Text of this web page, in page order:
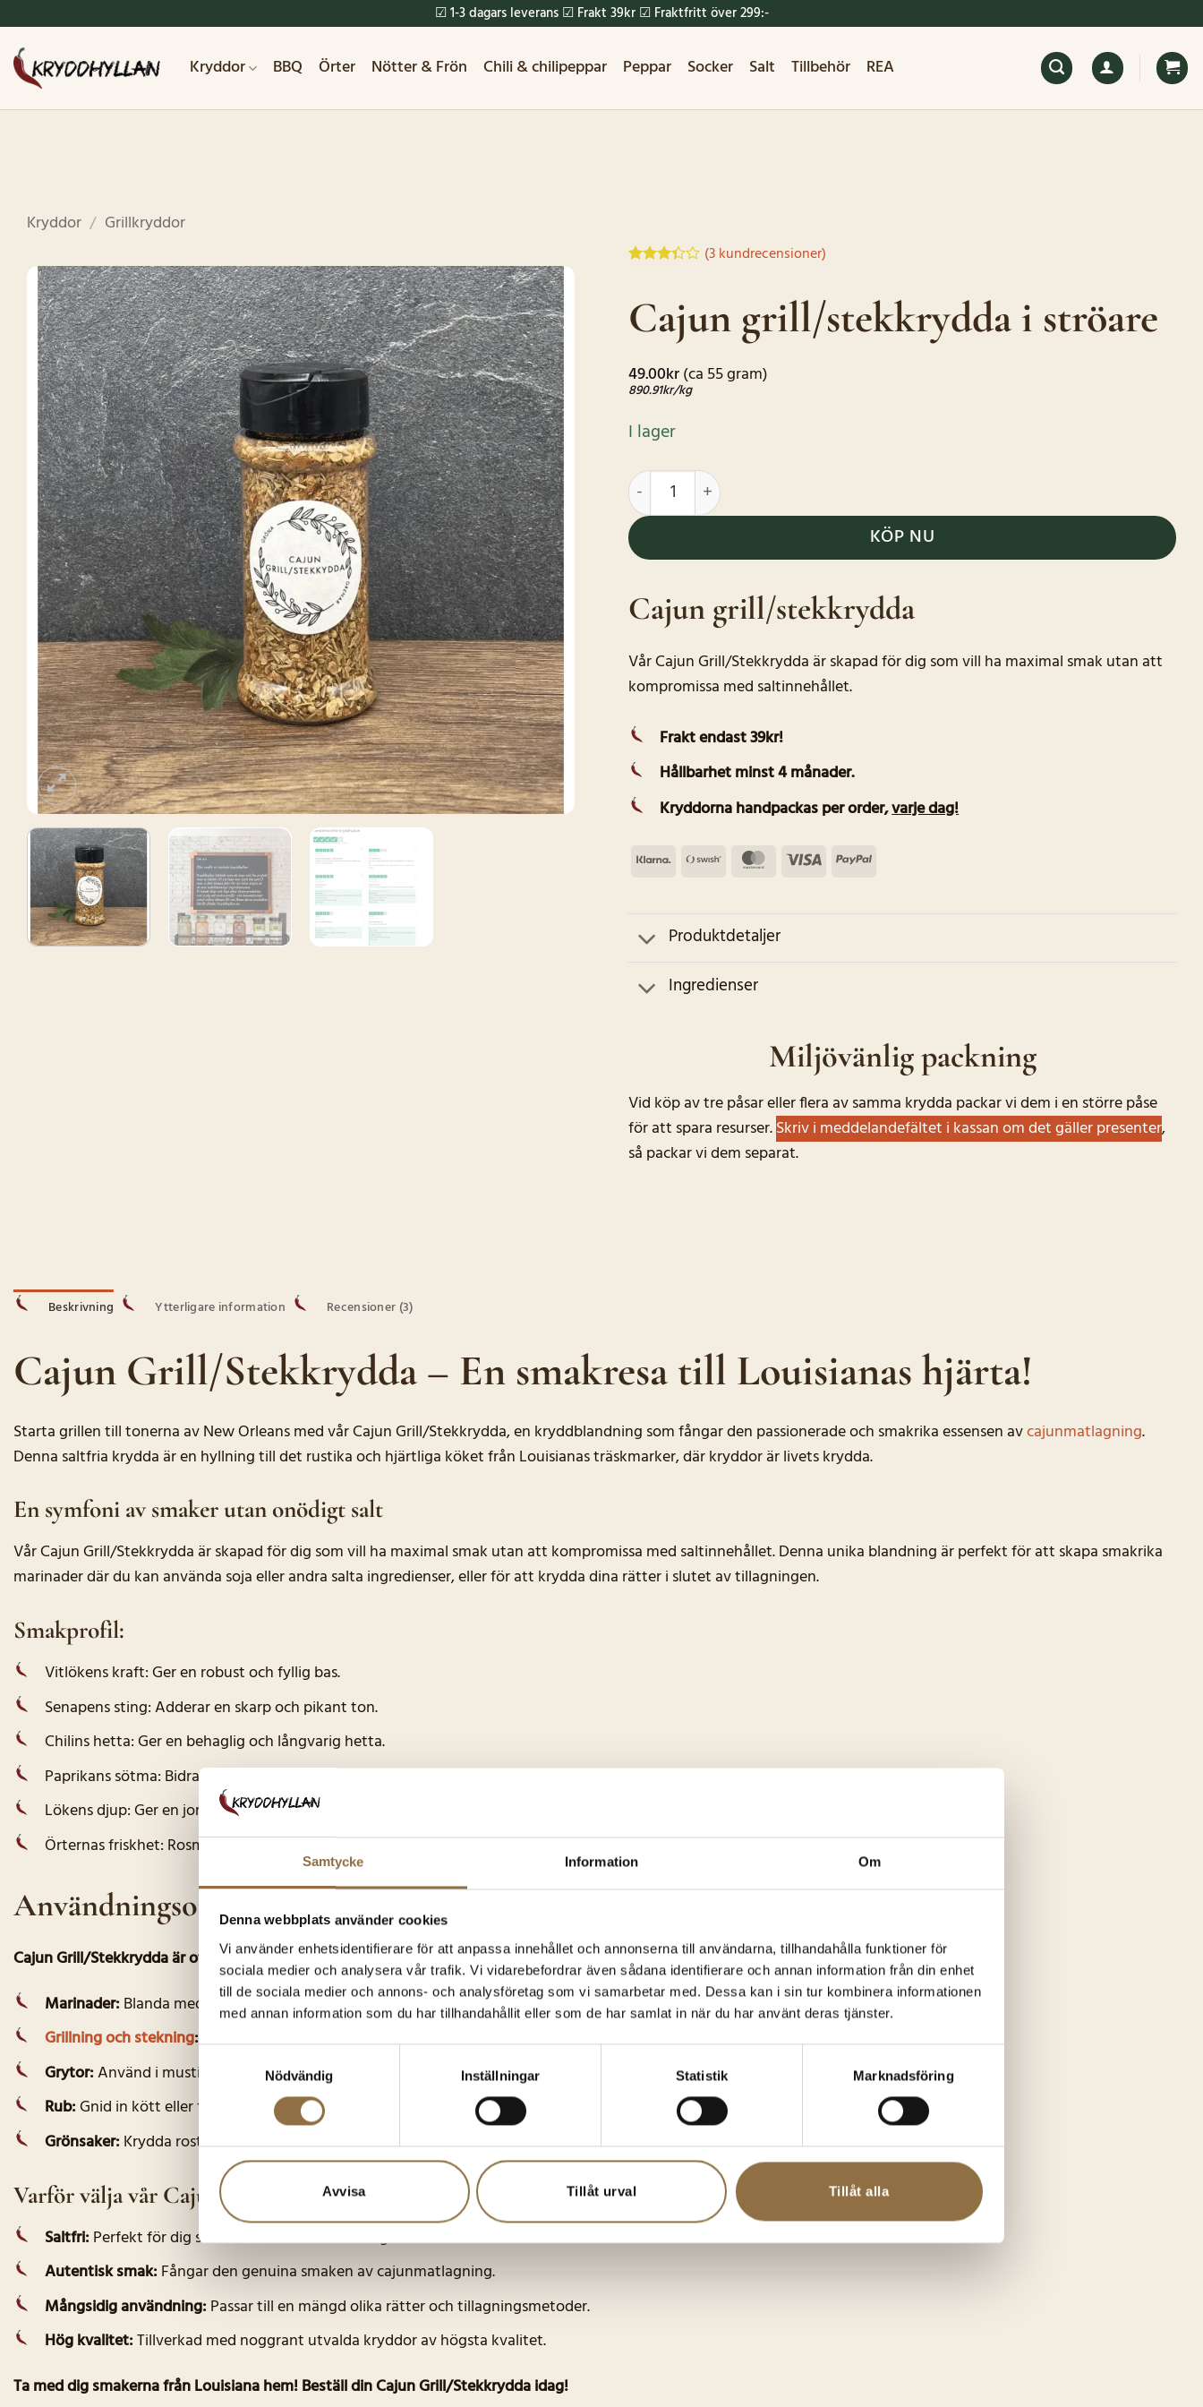
Samtycke Information Om
Denna webbplats använder cookies
Vi använder enhetsidentifierare för att anpassa innehållet och annonserna till användarna, tillhandahålla funktioner för
sociala medier och analysera vår trafik. Vi vidarebefordrar även sådana identifierare och annan information från din enhet
till de sociala medier och annons- och analysföretag som vi samarbetar med. Dessa kan i sin tur kombinera informationen
med annan information som du har tillhandahållit eller som de har samlat in när du har använt deras tjänster.
Nödvändig
Inställningar Statistik Marknadsföring
Avvisa Tillåt urval Tillåt alla
content
☑ 1-3 dagars leverans ☑ Frakt 39kr ☑ Fraktfritt över 299:-
Kryddor BBQ Örter Nötter & Frön Chili & chilipeppar Peppar Socker Salt Tillbehör REA
Kryddor / Grillkryddor
baserat
på
kundrecensioner
(3kundrecensioner)
Cajun grill/stekkrydda i ströare
49.00kr(ca 55 gram)
890.91kr/kg
I lager
Cajun grill/stekkrydda i ströare mängd
KÖP NU
Cajun grill/stekkrydda
Vår Cajun Grill/Stekkrydda är skapad för dig som vill ha maximal smak utan att
kompromissa med saltinnehållet.
Frakt endast 39kr!
Hållbarhet minst 4 månader.
Kryddorna handpackas per order,varje dag!
Klarna Swish
MasterCard
Visa PayPal
Produktdetaljer
Ingredienser
Miljövänlig packning
Vid köp av tre påsar eller flera av samma krydda packar vi dem i en större påse
för att spara resurser.Skriv i meddelandefältet i kassan om det gäller presenter,
så packar vi dem separat.
Beskrivning Ytterligare information Recensioner (3)
Cajun Grill/Stekkrydda – En smakresa till Louisianas hjärta!
Starta grillen till tonerna av New Orleans med vår Cajun Grill/Stekkrydda, en kryddblandning som fångar den passionerade och smakrika essensen avcajunmatlagning.
Denna saltfria krydda är en hyllning till det rustika och hjärtliga köket från Louisianas träskmarker, där kryddor är livets krydda.
En symfoni av smaker utan onödigt salt
Vår Cajun Grill/Stekkrydda är skapad för dig som vill ha maximal smak utan att kompromissa med saltinnehållet. Denna unika blandning är perfekt för att skapa smakrika
marinader där du kan använda soja eller andra salta ingredienser, eller för att krydda dina rätter i slutet av tillagningen.
Smakprofil:
Vitlökens kraft: Ger en robust och fyllig bas.
Senapens sting: Adderar en skarp och pikant ton.
Chilins hetta: Ger en behaglig och långvarig hetta.
Paprikans sötma: Bidrar med en rökig sötma.
Lökens djup: Ger en jordnära och mustig smak.
Örternas friskhet: Rosmarin och oregano ger en aromatisk och örtig touch.
Användningsområden:
Cajun Grill/Stekkrydda är otroligt mångsidig och passar utmärkt till:
Marinader:Blanda med olja, vinäger och eventuellt lite honung för en smakrik marinad till kött, fågel eller fisk.
Grillning och stekning:Strö över kött, fågel eller fisk före eller efter tillagning för en extra smakdimension.
Grytor:Använd i mustiga grytor som jambalaya eller gumbo.
Rub:Gnid in kött eller fågel med kryddblandningen före grillning eller stekning.
Grönsaker:Krydda rostade eller grillade grönsaker för en extra smakrik upplevelse.
Varför välja vår Cajun Grill/Stekkrydda?
Saltfri:Perfekt för dig som vill kontrollera saltintaget.
Autentisk smak:Fångar den genuina smaken av cajunmatlagning.
Mångsidig användning:Passar till en mängd olika rätter och tillagningsmetoder.
Hög kvalitet:Tillverkad med noggrant utvalda kryddor av högsta kvalitet.
Ta med dig smakerna från Louisiana hem! Beställ din Cajun Grill/Stekkrydda idag!